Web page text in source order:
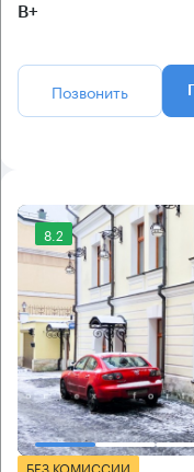
B+
Позвонить
8.2
БЕЗ КОМИССИИ